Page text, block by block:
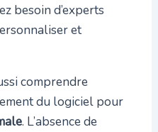
besoin d’experts
et
comprendre
du logiciel pour
. L’absence de